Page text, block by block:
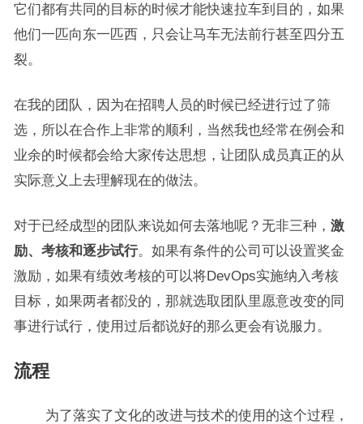
它们都有共同的目标的时候才能快速拉车到目的，如果
他们一匹向东一匹西，只会让马车无法前行甚至四分五
裂。
在我的团队，因为在招聘人员的时候已经进行过了筛
选，所以在合作上非常的顺利，当然我也经常在例会和
业余的时候都会给大家传达思想，让团队成员真正的从
实际意义上去理解现在的做法。
对于已经成型的团队来说如何去落地呢？无非三种， 激
励、考核和逐步试行。如果有条件的公司可以设置奖金
激励，如果有绩效考核的可以将DevOps实施纳入考核
目标，如果两者都没的，那就选取团队里愿意改变的同
事进行试行，使用过后都说好的那么更会有说服力。
流程
为了落实了文化的改进与技术的使用的这个过程，